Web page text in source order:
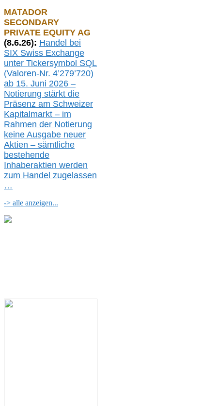
MATADOR
SECONDARY
PRIVATE EQUITY AG
(8.6.26): Handel bei
SIX Swiss Exchange
unter Tickersymbol SQL
(Valoren-Nr. 4’279’720)
ab 15. Juni 2026 –
Notierung stärkt die
Präsenz am Schweizer
Kapitalmarkt – im
Rahmen der Notierung
keine Ausgabe neuer
Aktien – sämtliche
bestehende
Inhaberaktien werden
zum Handel zugelassen
…
-> alle anzeigen...